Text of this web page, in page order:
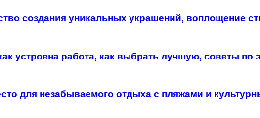
создания уникальных украшений, воплощение
устроена работа, как выбрать лучшую, советы по
для незабываемого отдыха с пляжами и